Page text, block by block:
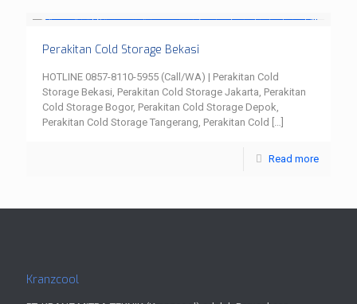
Perakitan Cold Storage Bekasi
HOTLINE 0857-8110-5955 (Call/WA) | Perakitan Cold
Storage Bekasi, Perakitan Cold Storage Jakarta, Perakitan
Cold Storage Bogor, Perakitan Cold Storage Depok,
Perakitan Cold Storage Tangerang, Perakitan Cold […]
Read more
Kranzcool